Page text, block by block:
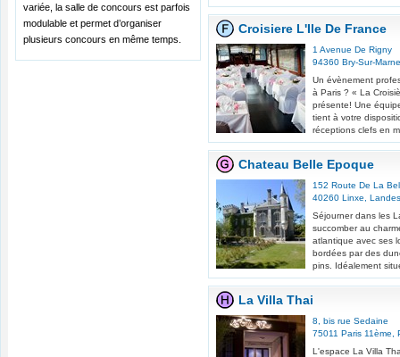
variée, la salle de concours est parfois
modulable et permet d’organiser
plusieurs concours en même temps.
Croisiere L'Ile De France
1 Avenue De Rigny
94360 Bry-Sur-Marne
Un évènement
à Paris ? « La
présente! Une
tient à votre
réceptions clefs en
Chateau Belle Epoque
152 Route De La
40260 Linxe
Landes
Séjourner dans les
succomber au
atlantique avec ses
bordées par des
pins. Idéalement
La Villa Thai
8, bis rue Sedaine
75011 Paris 11ème
L'espace La Villa